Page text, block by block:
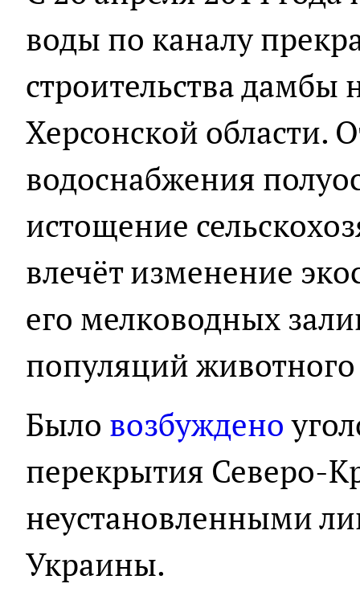
воды по каналу
строительства дамбы
Херсонской области.
водоснабжения
истощение
влечёт изменение
его мелководных
популяций
Было возбуждено
перекрытия Северо-
неустановленными
Украины.